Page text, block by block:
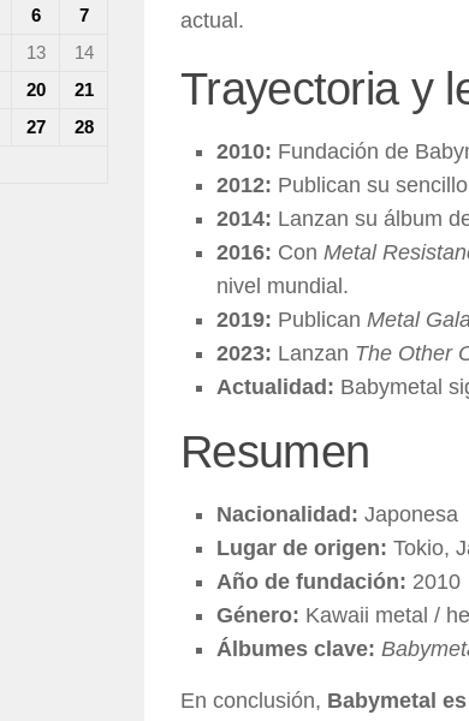
actual.
Trayectoria y
2010: Fundación de
2012: Publican su sencillo
2014: Lanzan su álbum
2016: Con Metal
nivel mundial.
2019: Publican Metal
2023: Lanzan The Other
Actualidad: Babymetal
Resumen
Nacionalidad: Japonesa
Lugar de origen: Tokio,
Año de fundación: 2010
Género: Kawaii metal /
Álbumes clave:
En conclusión, Babymetal
6
7
13
14
20
21
27
28